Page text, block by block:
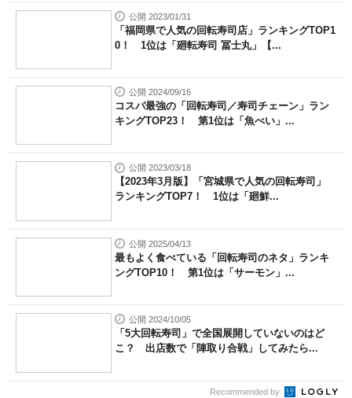
公開 2023/01/31
「福岡県で人気の回転寿司店」ランキングTOP1
0！ 1位は「廻転寿司 冨士丸」【...
公開 2024/09/16
コスパ最強の「回転寿司／寿司チェーン」ラン
キングTOP23！ 第1位は「魚べい」...
公開 2023/03/18
【2023年3月版】「宮城県で人気の回転寿司」
ランキングTOP7！ 1位は「廻鮮...
公開 2025/04/13
最もよく食べている「回転寿司のネタ」ランキ
ングTOP10！ 第1位は「サーモン」...
公開 2024/10/05
「5大回転寿司」で全国展開していないのはど
こ？ 出店数で「陣取り合戦」してみたら...
Recommended by